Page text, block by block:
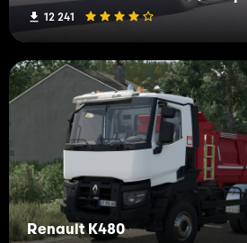
12 241
Renault K480